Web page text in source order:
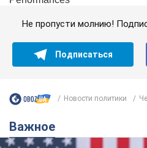
Не пропусти молнию!
Подписаться
Новости политики
Важное